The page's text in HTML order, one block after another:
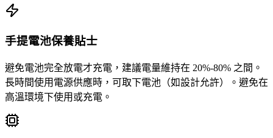
手提電池保養貼士
避免電池完全放電才充電，建議電量維持在 20%-80% 之間。
長時間使用電源供應時，可取下電池（如設計允許）。避免在
高溫環境下使用或充電。